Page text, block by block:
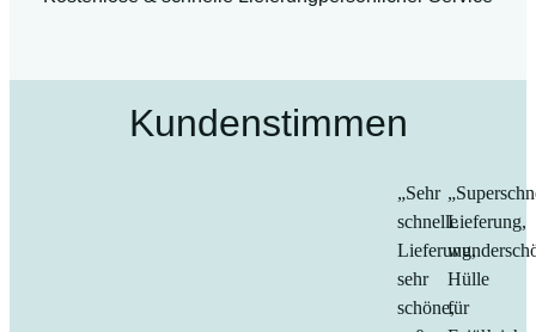
Kundenstimmen
„Sehr
schnelle
Lieferung,
sehr
schöne,
Lieferung,
Hülle
für